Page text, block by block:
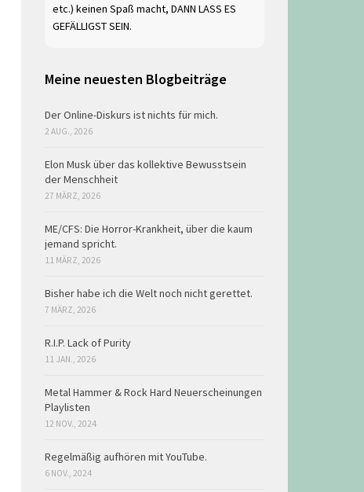
etc.) keinen Spaß macht, DANN LASS ES
GEFÄLLIGST SEIN.
Meine neuesten Blogbeiträge
Der Online-Diskurs ist nichts für mich.
2 AUG., 2026
Elon Musk über das kollektive Bewusstsein
der Menschheit
27 MÄRZ, 2026
ME/CFS: Die Horror-Krankheit, über die kaum
jemand spricht.
11 MÄRZ, 2026
Bisher habe ich die Welt noch nicht gerettet.
7 MÄRZ, 2026
R.I.P. Lack of Purity
11 JAN., 2026
Metal Hammer & Rock Hard Neuerscheinungen
Playlisten
12 NOV., 2024
Regelmäßig aufhören mit YouTube.
6 NOV., 2024